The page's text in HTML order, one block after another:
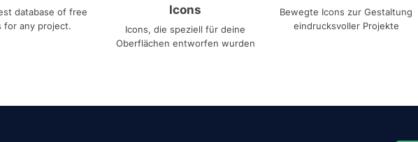
database of free
for any project.
Icons
Icons, die speziell für deine
Oberflächen entworfen wurden
Bewegte Icons zur Gestaltung
eindrucksvoller Projekte